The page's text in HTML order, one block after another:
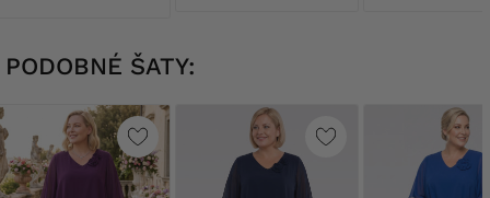
PODOBNÉ ŠATY: